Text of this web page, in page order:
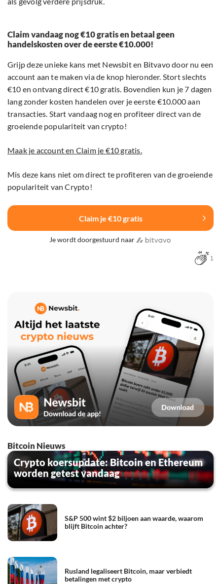
Claim vandaag nog €10 gratis en betaal geen
handelskosten over de eerste €10.000!
Grijp deze unieke kans met Newsbit en Bitvavo door nu een
account aan te maken via de knop hieronder. Stort slechts
€10 en ontvang direct €10 gratis. Bovendien kun je 7 dagen
lang zonder kosten handelen over je eerste €10.000 aan
transacties. Start vandaag nog en profiteer direct van de
groeiende populariteit van crypto!
Maak je account en Claim je €10 gratis.
Mis deze kans niet om direct te profiteren van de groeiende
populariteit van Crypto!
Claim je €10 gratis
Je wordt doorgestuurd naar
1
Bitcoin Nieuws
Crypto koersupdate: Bitcoin en Ethereum
worden getest vandaag
S&P 500 wint $2 biljoen aan waarde, waarom
blijft Bitcoin achter?
Rusland legaliseert Bitcoin, maar verbiedt
betalingen met crypto